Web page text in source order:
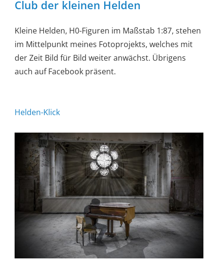
Club der kleinen Helden
Kleine Helden, H0-Figuren im Maßstab 1:87, stehen
im Mittelpunkt meines Fotoprojekts, welches mit
der Zeit Bild für Bild weiter anwächst. Übrigens
auch auf Facebook präsent.
Helden-Klick